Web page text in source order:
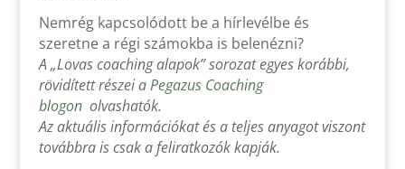
Nemrég kapcsolódott be a hírlevélbe és
szeretne a régi számokba is belenézni?
A „Lovas coaching alapok” sorozat egyes korábbi,
rövidített részei aPegazus Coaching
blogon olvashatók.
Az aktuális információkat és a teljes anyagot viszont
továbbra is csak a feliratkozók kapják.